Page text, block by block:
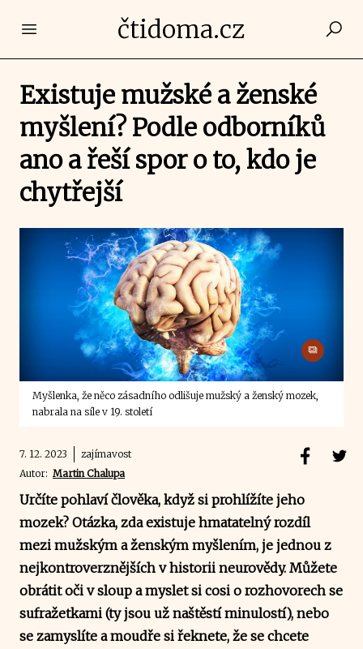
Open main menučtidoma.cz
Existuje mužské a ženské
myšlení? Podle odborníků
ano a řeší spor o to, kdo je
chytřejší
Myšlenka, že něco zásadního odlišuje mužský a ženský mozek,
nabrala na síle v 19. století
7. 12. 2023
zajímavost
Autor: Martin Chalupa
Určíte pohlaví člověka, když si prohlížíte jeho
mozek? Otázka, zda existuje hmatatelný rozdíl
mezi mužským a ženským myšlením, je jednou z
nejkontroverznějších v historii neurovědy. Můžete
obrátit oči v sloup a myslet si cosi o rozhovorech se
sufražetkami (ty jsou už naštěstí minulostí), nebo
se zamyslíte a moudře si řeknete, že se chcete